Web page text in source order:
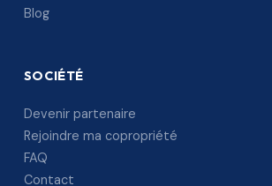
Blog
SOCIÉTÉ
Devenir partenaire
Rejoindre ma copropriété
FAQ
Contact